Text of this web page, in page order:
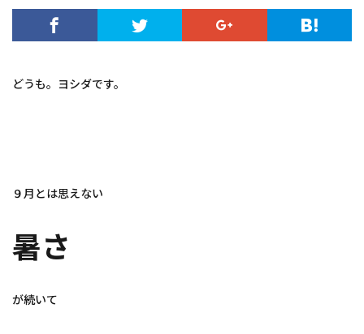
どうも。ヨシダです。
９月とは思えない
暑さ
が続いて